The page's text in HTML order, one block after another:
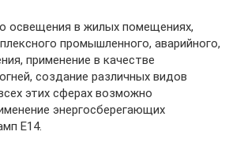
освещения в жилых помещениях,
промышленного, аварийного,
применение в качестве
создание различных видов
этих сферах возможно
энергосберегающих
Е14.